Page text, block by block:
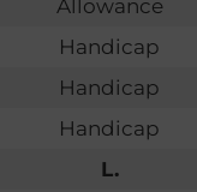
Allowance
Handicap
Handicap
Handicap
L.